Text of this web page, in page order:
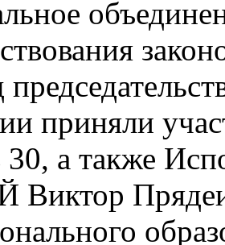
приняли
30, а также